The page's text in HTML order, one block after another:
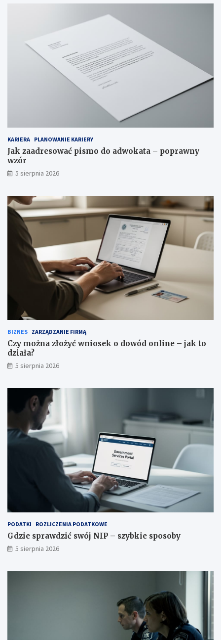
KARIERA PLANOWANIE KARIERY
Jak zaadresować pismo do adwokata – poprawny
wzór
5 sierpnia 2026
BIZNES ZARZĄDZANIE FIRMĄ
Czy można złożyć wniosek o dowód online – jak to
działa?
5 sierpnia 2026
PODATKI ROZLICZENIA PODATKOWE
Gdzie sprawdzić swój NIP – szybkie sposoby
5 sierpnia 2026